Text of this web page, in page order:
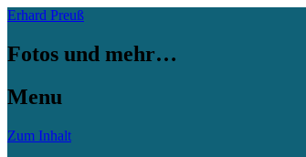
Erhard Preuß
Fotos und mehr…
Menu
Zum Inhalt